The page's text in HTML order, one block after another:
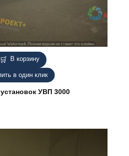
В корзину
в один клик
УВП 3000